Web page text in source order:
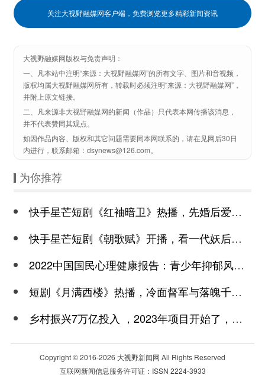
关注大视野融媒网客户端，免费浏览更多精彩新闻资讯
大视野融媒网版权与免责声明：
一、凡本站中注明“来源：大视野融媒网”的所有文字、图片和音视频，
版权均属大视野融媒网所有，转载时必须注明“来源：大视野融媒网”，
并附上原文链接。
二、凡来源非大视野融媒网的新闻（作品）只代表本网传播该消息，
并不代表赞同其观点。
如因作品内容、版权和其它问题需要同本网联系的，请在见网后30日
内进行，联系邮箱：dsynews@126.com。
为你推荐
快手星芒短剧《红袖暗卫》热播，先婚后爱诠释别样浪漫
快手星芒短剧《朝歌赋》开播，看一代妖后与心机皇上极限拉扯
2022中国国民心理健康报告：青少年抑郁风险高于成年
短剧《月满西楼》热播，冷面督军与落魄千金谱写民国传奇
乡村振兴7万亿投入 ，2023年项目开始了，总有一个适合你
Copyright © 2016-2026 大视野新闻网 All Rights Reserved
互联网新闻信息服务许可证：ISSN 2224-3933